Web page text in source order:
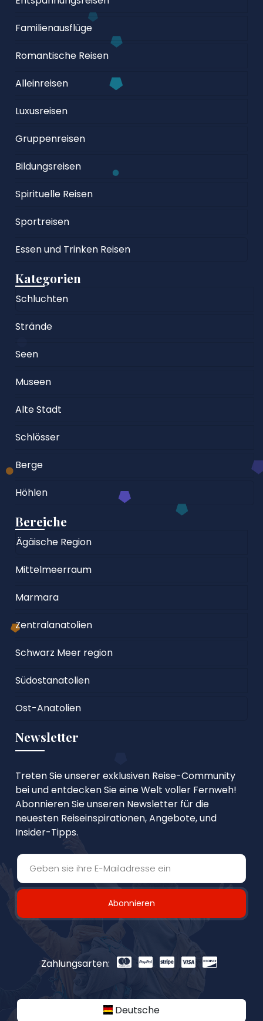
Familienausflüge
Romantische Reisen
Alleinreisen
Luxusreisen
Gruppenreisen
Bildungsreisen
Spirituelle Reisen
Sportreisen
Essen und Trinken Reisen
Kategorien
Schluchten
Strände
Seen
Museen
Alte Stadt
Schlösser
Berge
Höhlen
Bereiche
Ägäische Region
Mittelmeerraum
Marmara
Zentralanatolien
Schwarz Meer region
Südostanatolien
Ost-Anatolien
Newsletter
Treten Sie unserer exklusiven Reise-Community
bei und entdecken Sie eine Welt voller Fernweh!
Abonnieren Sie unseren Newsletter für die
neuesten Reiseinspirationen, Angebote, und
Insider-Tipps.
Abonnieren
Zahlungsarten:
Deutsche